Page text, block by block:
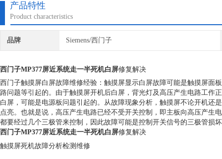
产品特性
Product characteristics
品牌 Siemens/西门子
西门子MP377屏近系统走一半死机白屏修复解决
西门子触摸屏白屏故障维修经验：触摸屏显示白屏故障可能是触摸屏面
路问题等引起的。由于触摸屏开机后白屏，背光灯及高压产生电路工作
白屏，可能是电源板问题引起的。从故障现象分析，触摸屏不论开机还
点亮。也就是说，高压产生电路已经不受开关控制，即主板向高压产生
都要经过几个三极管来控制，因此故障可能是控制开关信号的三极管损
西门子MP377屏近系统走一半死机白屏修复解决
触摸屏死机故障分析检测维修